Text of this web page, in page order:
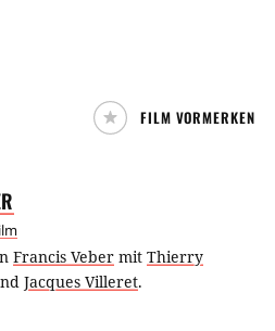
FILM VORMERKEN
Francis Veber mit Thierry
Jacques Villeret.